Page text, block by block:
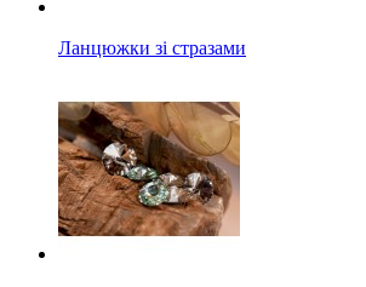
Ланцюжки зі стразами